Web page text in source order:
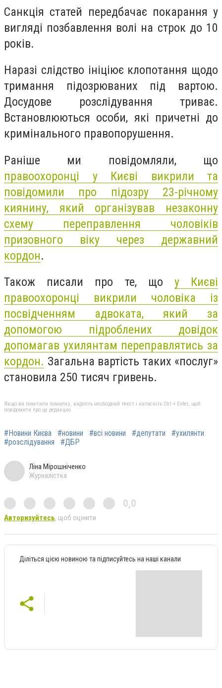
Санкція статей передбачає покарання у
вигляді позбавлення волі на строк до 10
років.
Наразі слідство ініціює клопотання щодо
тримання підозрюваних під вартою.
Досудове розслідування триває.
Встановлюються особи, які причетні до
кримінального правопорушення.
Раніше ми повідомляли, що
правоохоронці у Києві викрили та
повідомили про підозру 23-річному
киянину, який організував незаконну
схему переправлення чоловіків
призовного віку через державний
кордон.
Також писали про те, що у Києві
правоохоронці викрили чоловіка із
посвідченням адвоката, який за
допомогою підроблених довідок
допомагав ухилянтам переправлятись за
кордон. Загальна вартість таких «послуг»
становила 250 тисяч гривень.
Якщо ви помітили помилку, виділіть необхідний текст і натисніть Ctrl + Enter, щоб
повідомити про це редакцію
#Новини Києва #новини #всі новини #депутати
#ухилянти
#розслідування
#ДБР
Ліна Мірошніченко
Журналістка
0,0
Авторизуйтесь, щоб оцінити
Діліться цією новиною та підписуйтесь на наші канали